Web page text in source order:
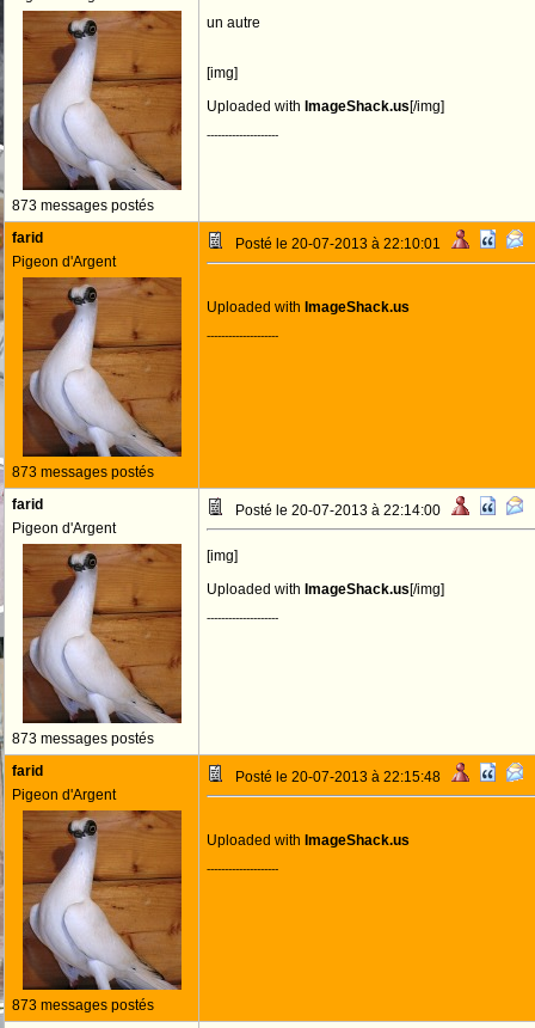
873 messages postés
un autre
[img]
Uploaded with ImageShack.us[/img]
--------------------
farid
Pigeon d'Argent
873 messages postés
Posté le 20-07-2013 à 22:10:01
Uploaded with ImageShack.us
--------------------
farid
Pigeon d'Argent
873 messages postés
Posté le 20-07-2013 à 22:14:00
[img]
Uploaded with ImageShack.us[/img]
--------------------
farid
Pigeon d'Argent
873 messages postés
Posté le 20-07-2013 à 22:15:48
Uploaded with ImageShack.us
--------------------